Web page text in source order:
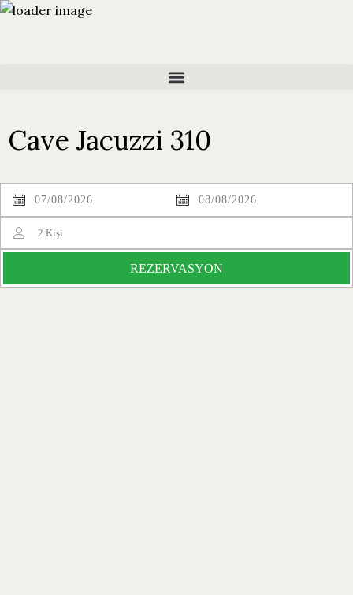
Cave Jacuzzi 310
2 Kişi
REZERVASYON